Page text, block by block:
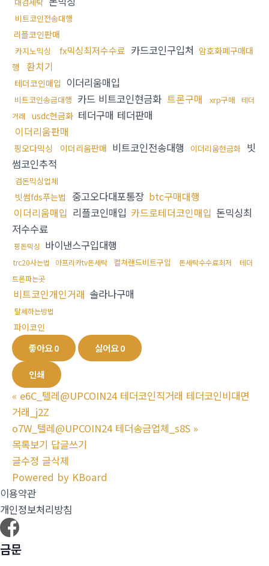
대검세탁
비트코인전송대행
리플코인판매
카지노믹싱 fx믹싱최저수수료 카드코인구입처 암호화폐구매대
행
환치기
테더코인매입 이더리움매입
비트코인송금대행 카드 비트코인현금화 트론구매 xrp구매
테더
거래
usdc현금화 테더구매 테더판매
이더리움판매
핑오다믹싱 이더리움판매 비트코인전송대행 이더리움현금화 빗
썸코인추적
검돈믹싱업체
빗썸fds푸는법 중고오다대포통장 btc구매대행
이더리움매입 리플코인매입 카드로테더코인매입 돈믹싱최
저수수료
핑돈믹싱 바이낸스구입대행
trc20사는법 아프리카tv돈세탁 컬쳐랜드비트구입 돈세탁수수료최저
테더
트론파는곳
비트코인개인거래 솔라나구매
탈세하는방법
파이코인
좋아요0 싫어요0
인쇄
« e6C_텔레@UPCOIN24 테더코인직거래 테더코인비대면
거래_j2Z
o7W_텔레@UPCOIN24 테더송금업체_s8S »
목록보기 답글쓰기
글수정 글삭제
Powered by KBoard
이용약관
개인정보처리방침
금문